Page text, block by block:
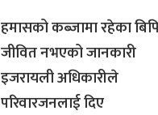
हमासको कब्जामा रहेका
जीवित नभएको जानकारी
इजरायली अधिकारीले
परिवारजनलाई दिए